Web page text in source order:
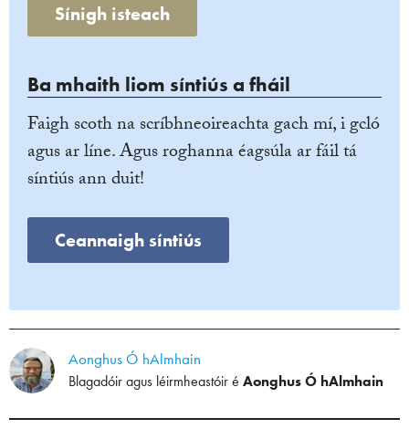
Sínigh isteach
Ba mhaith liom síntiús a fháil
Faigh scoth na scríbhneoireachta gach mí, i gcló
agus ar líne. Agus roghanna éagsúla ar fáil tá
síntiús ann duit!
Ceannaigh síntiús
Aonghus Ó hAlmhain
Blagadóir agus léirmheastóir é Aonghus Ó hAlmhain